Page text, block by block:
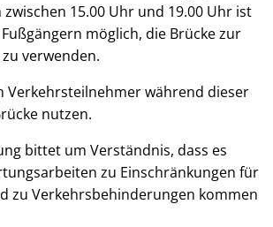
15.00 Uhr und 19.00 Uhr ist
möglich, die Brücke zur
verwenden.
Verkehrsteilnehmer während dieser
nutzen.
bittet um Verständnis, dass es
zu Einschränkungen für
zu Verkehrsbehinderungen kommen